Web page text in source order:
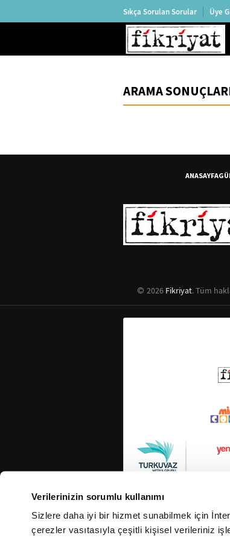
Verilerinizin sorumlu kullanımı
Sizlere daha iyi bir hizmet sunabilmek için
çerezler vasıtasıyla çeşitli kişisel verileriniz
Sıkça Sorulan Sorular Üye
ARAMA
ANASAYFA
2026 Fikriyat. Tüm